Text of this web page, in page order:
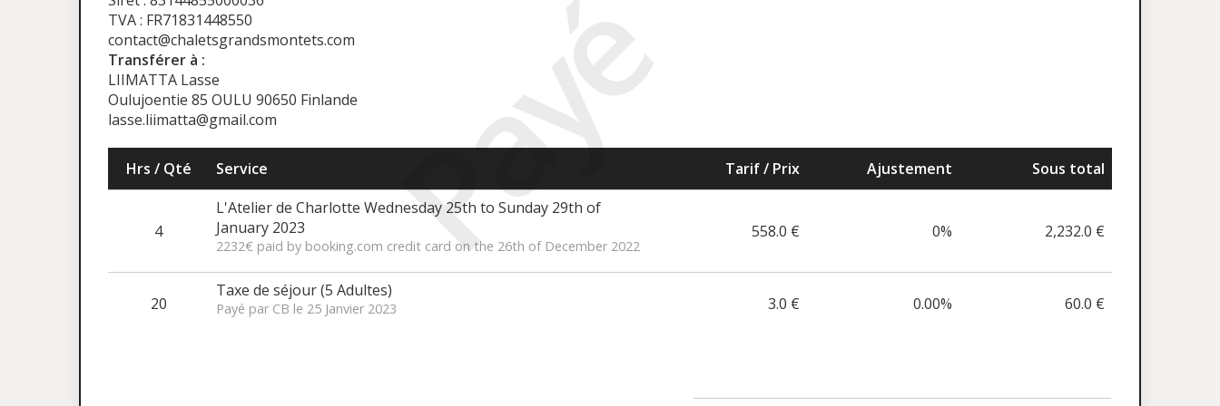
Payé
TVA : FR71831448550
contact@chaletsgrandsmontets.com
Transférer à :
LIIMATTA Lasse
Oulujoentie 85 OULU 90650 Finlande
lasse.liimatta@gmail.com
Hrs / Qté Service Tarif / Prix Ajustement Sous total
4
L'Atelier de Charlotte Wednesday 25th to Sunday 29th of
January 2023
2232€ paid by booking.com credit card on the 26th of December 2022
558.0 € 0% 2,232.0 €
20
Taxe de séjour (5 Adultes)
Payé par CB le 25 Janvier 2023 3.0 € 0.00% 60.0 €